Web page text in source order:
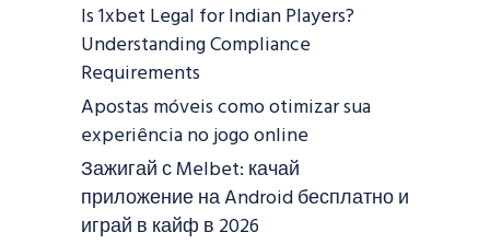
Is 1xbet Legal for Indian Players?
Understanding Compliance
Requirements
Apostas móveis como otimizar sua
experiência no jogo online
Зажигай с Melbet: качай
приложение на Android бесплатно и
играй в кайф в 2026